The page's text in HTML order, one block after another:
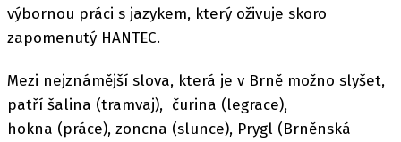
výbornou práci s jazykem, který oživuje skoro
zapomenutý HANTEC.
Mezi nejznámější slova, která je v Brně možno slyšet,
patří šalina (tramvaj), čurina (legrace),
hokna (práce), zoncna (slunce), Prygl (Brněnská